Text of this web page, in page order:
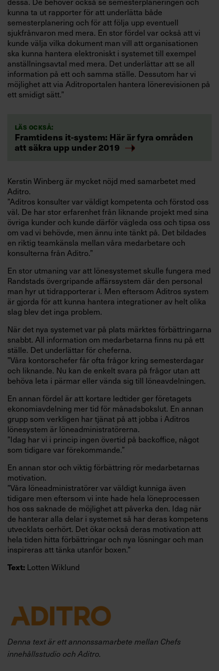
kunna ta ut rapporter för att underlätta både
semesterplanering och för att följa upp eventuell
sjukfrånvaron med mera. En stor fördel var också att vi
kunde välja vilka dokument man vill att organisationen
ska kunna hantera elektroniskt i systemet till exempel
anställningsavtal med mera. Det underlättar att se all
information på ett och samma ställe. Dessutom har vi
möjlighet att via Aditroportalen hantera lönerevisionen på
ett smidigt sätt.”
Läs också:
Framtidens it-system: Här är fyra områden
att säkra upp under 2019
Kerstin Winberg är mycket nöjd med samarbetet med
Aditro.
”Aditros konsulter var väldigt kompetenta och förstod oss
väl. De har stor erfarenhet från liknande projekt med sina
övriga kunder och kunde därför vägleda oss och tipsa oss
om vad vi behövde, men ännu inte tänkt på. Det bildades
en riktig teamkänsla mellan våra medarbetare och
konsulterna från Aditro.”
En stor utmaning var att lönesystemet skulle fungera med
Randstads övergripande affärssystem där den personal
man hyr ut tidrapporterar i. Men eftersom Aditros system
är gjorda för att kunna hantera integrationer av helt olika
slag blev det inga problem.
När det nya systemet var på plats märktes förbättringarna
snabbt. All information om medarbetarna finns nu på ett
ställe. Det underlättar för cheferna.
”Våra kontorschefer får ofta frågor kring semesterdagar
och liknande. Nu kan de enkelt svara på frågor utan att
behöva leta i pärmar eller vända sig till löneavdelningen.
En annan fördel är att kortare ledtider ger företagets
ekonomiavdelning mer tid för månadsbokslut. En annan
grupp som verkligen har tjänat på att jobba i Aditros
lönesystem är löneadministratörerna.
”Idag har vi i princip ingen övertid på backoffice, något
som tidigare var förekommande.”
En annan stor och viktig förbättring rör medarbetarnas
motivation.
”Våra löneadministratörer var väldigt kunniga även
tidigare men eftersom vi inte hade hela löneprocessen
hos oss saknade de möjlighet att påverka den. Idag när
de hanterar alla delar i systemet så har deras kompetens
utvecklats oerhört. Det ökar också deras motivation att
hela tiden hitta förbättringar och nya lösningar och man
inspireras att tänka utanför boxen.”
Text: Lotten Wiklund
Denna text är ett annonssamarbete mellan Chefs
innehållsstudio och Aditro.